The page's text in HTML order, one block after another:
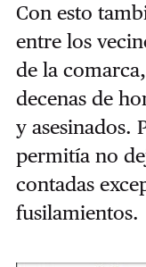
Con esto
entre los
de la
decenas de
y asesinados.
permitía no
contadas
fusilamientos.